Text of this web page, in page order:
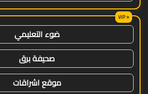
ضوء التعليمي
صحيفة برق
موقع اشراقات